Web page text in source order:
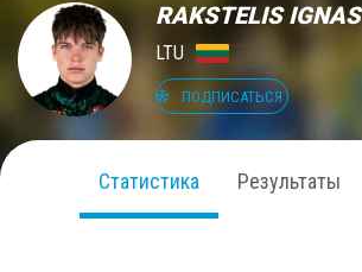
RAKSTELIS IGNAS
LTU
ПОДПИСАТЬСЯ
Статистика Результаты